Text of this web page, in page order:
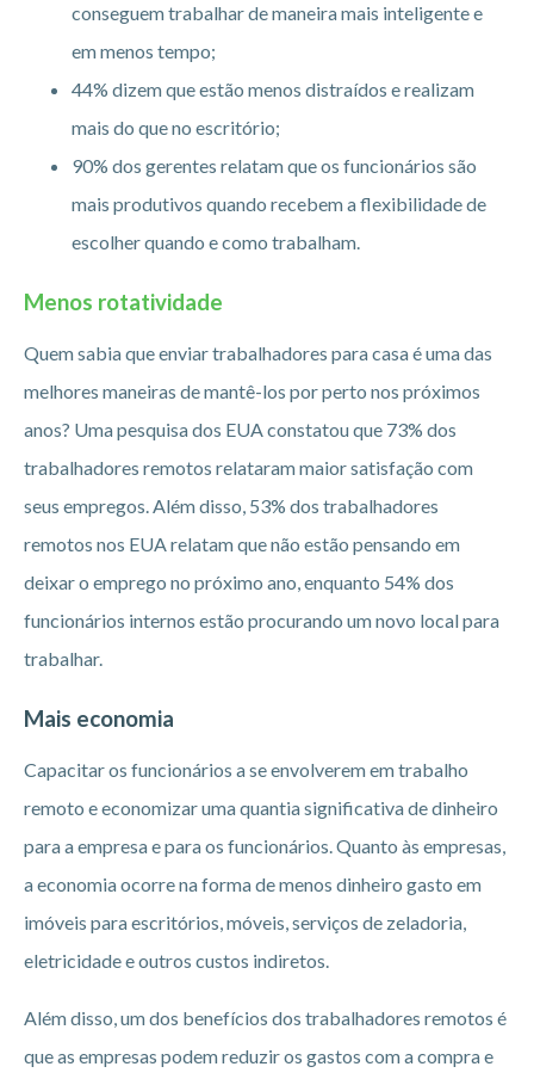
conseguem trabalhar de maneira mais inteligente e
em menos tempo;
44% dizem que estão menos distraídos e realizam
mais do que no escritório;
90% dos gerentes relatam que os funcionários são
mais produtivos quando recebem a flexibilidade de
escolher quando e como trabalham.
Menos rotatividade
Quem sabia que enviar trabalhadores para casa é uma das
melhores maneiras de mantê-los por perto nos próximos
anos? Uma pesquisa dos EUA constatou que 73% dos
trabalhadores remotos relataram maior satisfação com
seus empregos. Além disso, 53% dos trabalhadores
remotos nos EUA relatam que não estão pensando em
deixar o emprego no próximo ano, enquanto 54% dos
funcionários internos estão procurando um novo local para
trabalhar.
Mais economia
Capacitar os funcionários a se envolverem em trabalho
remoto e economizar uma quantia significativa de dinheiro
para a empresa e para os funcionários. Quanto às empresas,
a economia ocorre na forma de menos dinheiro gasto em
imóveis para escritórios, móveis, serviços de zeladoria,
eletricidade e outros custos indiretos.
Além disso, um dos benefícios dos trabalhadores remotos é
que as empresas podem reduzir os gastos com a compra e